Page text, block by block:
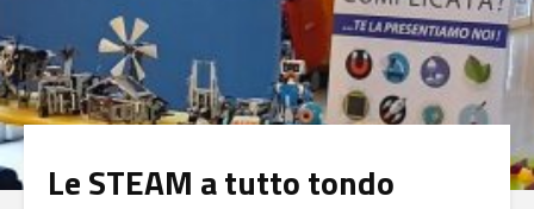
Le STEAM a tutto tondo